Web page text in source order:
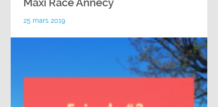
Maxi Race Annecy
25 mars 2019